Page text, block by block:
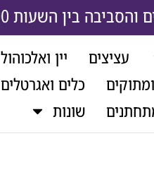
בין השעות 9:00-20:00
עציצים
יין ואלכוהול
כלים ואגרטלים
שונות